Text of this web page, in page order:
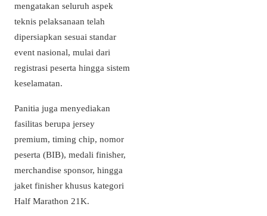
mengatakan seluruh aspek
teknis pelaksanaan telah
dipersiapkan sesuai standar
event nasional, mulai dari
registrasi peserta hingga sistem
keselamatan.
Panitia juga menyediakan
fasilitas berupa jersey
premium, timing chip, nomor
peserta (BIB), medali finisher,
merchandise sponsor, hingga
jaket finisher khusus kategori
Half Marathon 21K.